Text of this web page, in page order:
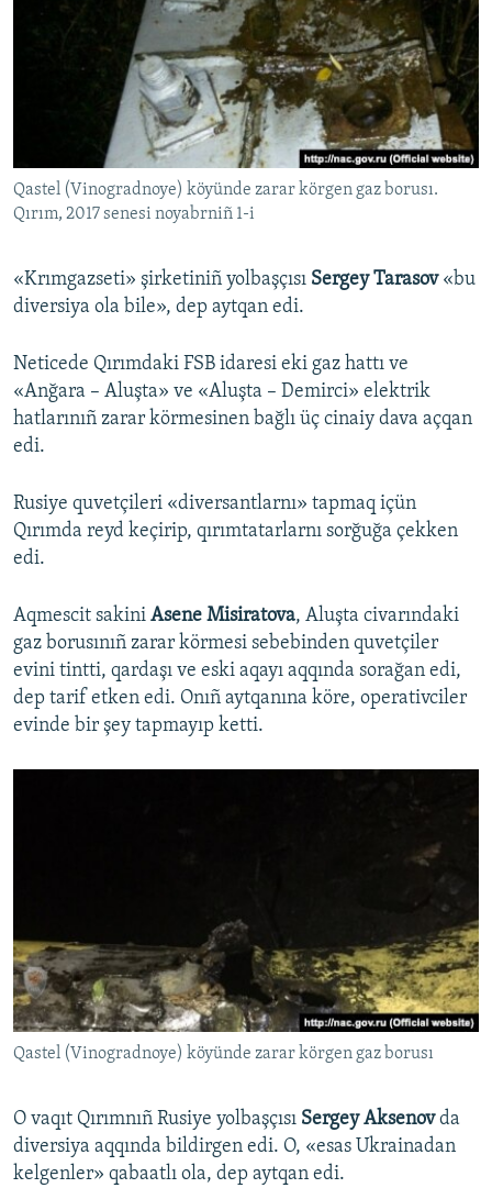
Qastel (Vinogradnoye) köyünde zarar körgen gaz borusı.
Qırım, 2017 senesi noyabrniñ 1-i
«Krımgazseti» şirketiniñ yolbaşçısı Sergey Tarasov «bu
diversiya ola bile», dep aytqan edi.
Neticede Qırımdaki FSB idaresi eki gaz hattı ve
«Anğara – Aluşta» ve «Aluşta – Demirci» elektrik
hatlarınıñ zarar körmesinen bağlı üç cinaiy dava açqan
edi.
Rusiye quvetçileri «diversantlarnı» tapmaq içün
Qırımda reyd keçirip, qırımtatarlarnı sorğuğa çekken
edi.
Aqmescit sakini Asene Misiratova, Aluşta civarındaki
gaz borusınıñ zarar körmesi sebebinden quvetçiler
evini tintti, qardaşı ve eski aqayı aqqında sorağan edi,
dep tarif etken edi. Onıñ aytqanına köre, operativciler
evinde bir şey tapmayıp ketti.
Qastel (Vinogradnoye) köyünde zarar körgen gaz borusı
O vaqıt Qırımnıñ Rusiye yolbaşçısı Sergey Aksenovda
diversiya aqqında bildirgen edi. O, «esas Ukrainadan
kelgenler» qabaatlı ola, dep aytqan edi.